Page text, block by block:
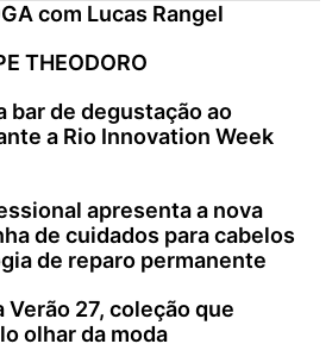
com Lucas Rangel
THEODORO
bar de degustação ao
a Rio Innovation Week
apresenta a nova
de cuidados para cabelos
de reparo permanente
27, coleção que
olhar da moda